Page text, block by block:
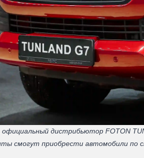
дистрибьютор FOTON
смогут приобрести автомобили по